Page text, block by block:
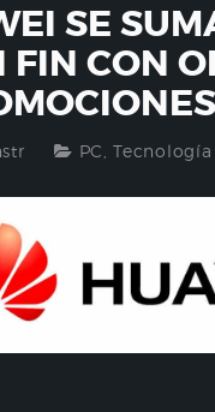
SE
FIN CON
PC ,Tecnología